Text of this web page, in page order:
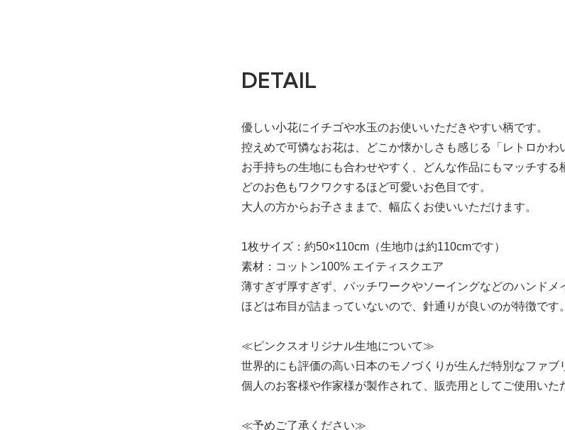
DETAIL
優しい小花にイチゴや水玉のお使いいただきやすい柄です。
控えめで可憐なお花は、どこか懐かしさも感じる「レトロかわ
お手持ちの生地にも合わせやすく、どんな作品にもマッチする
どのお色もワクワクするほど可愛いお色目です。
大人の方からお子さままで、幅広くお使いいただけます。
1枚サイズ：約50×110cm（生地巾は約110cmです）
素材：コットン100% エイティスクエア
薄すぎず厚すぎず、パッチワークやソーイングなどのハンド
ほどは布目が詰まっていないので、針通りが良いのが特徴です。
≪ピンクスオリジナル生地について≫
世界的にも評価の高い日本のモノづくりが生んだ特別なファブ
個人のお客様や作家様が製作されて、販売用としてご使用いた
≪予めご了承ください≫